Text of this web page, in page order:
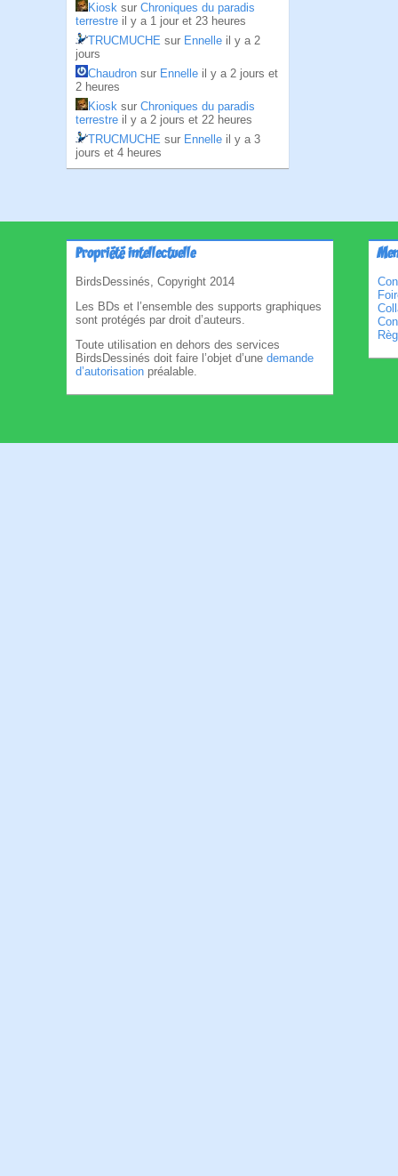
Kiosk sur Chroniques du paradis
terrestre il y a 1 jour et 23 heures
TRUCMUCHE sur Ennelle il y a 2
jours
Chaudron sur Ennelle il y a 2 jours et
2 heures
Kiosk sur Chroniques du paradis
terrestre il y a 2 jours et 22 heures
TRUCMUCHE sur Ennelle il y a 3
jours et 4 heures
Propriété intellectuelle
BirdsDessinés, Copyright 2014
Les BDs et l’ensemble des supports graphiques
sont protégés par droit d’auteurs.
Toute utilisation en dehors des services
BirdsDessinés doit faire l’objet d’une demande
d’autorisation préalable.